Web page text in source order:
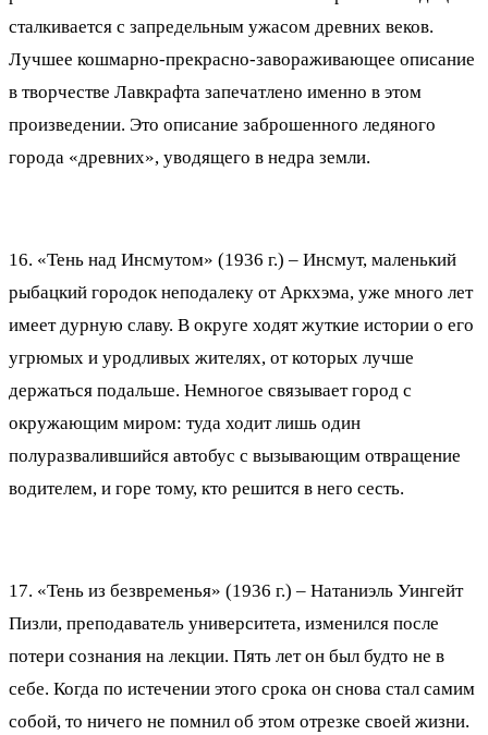
сталкивается с запредельным ужасом древних веков.
Лучшее кошмарно-прекрасно-завораживающее описание
в творчестве Лавкрафта запечатлено именно в этом
произведении. Это описание заброшенного ледяного
города «древних», уводящего в недра земли.
16. «Тень над Инсмутом» (1936 г.) – Инсмут, маленький
рыбацкий городок неподалеку от Аркхэма, уже много лет
имеет дурную славу. В округе ходят жуткие истории о его
угрюмых и уродливых жителях, от которых лучше
держаться подальше. Немногое связывает город с
окружающим миром: туда ходит лишь один
полуразвалившийся автобус с вызывающим отвращение
водителем, и горе тому, кто решится в него сесть.
17. «Тень из безвременья» (1936 г.) – Натаниэль Уингейт
Пизли, преподаватель университета, изменился после
потери сознания на лекции. Пять лет он был будто не в
себе. Когда по истечении этого срока он снова стал самим
собой, то ничего не помнил об этом отрезке своей жизни.